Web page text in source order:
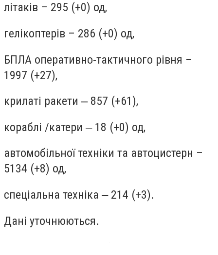
літаків – 295 (+0) од,
гелікоптерів – 286 (+0) од,
БПЛА оперативно-тактичного рівня –
1997 (+27),
крилаті ракети ‒ 857 (+61),
кораблі /катери ‒ 18 (+0) од,
автомобільної техніки та автоцистерн –
5134 (+8) од,
спеціальна техніка ‒ 214 (+3).
Дані уточнюються.